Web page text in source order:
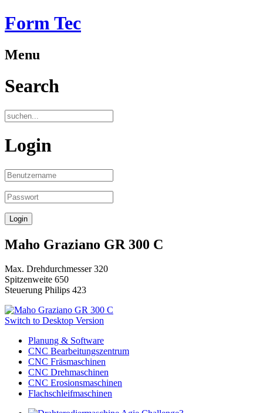
Form Tec
Menu
Search
Login
Maho Graziano GR 300 C
Max. Drehdurchmesser 320
Spitzenweite 650
Steuerung Philips 423
Switch to Desktop Version
Planung & Software
CNC Bearbeitungszentrum
CNC Fräsmaschinen
CNC Drehmaschinen
CNC Erosionsmaschinen
Flachschleifmaschinen